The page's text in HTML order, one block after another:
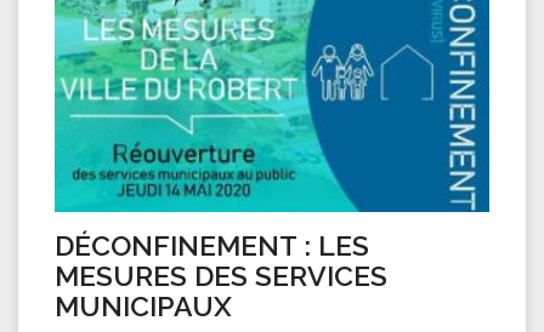
DÉCONFINEMENT : LES
MESURES DES SERVICES
MUNICIPAUX